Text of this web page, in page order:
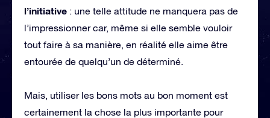
l’initiative : une telle attitude ne manquera pas de
l’impressionner car, même si elle semble vouloir
tout faire à sa manière, en réalité elle aime être
entourée de quelqu’un de déterminé.
Mais, utiliser les bons mots au bon moment est
certainement la chose la plus importante pour